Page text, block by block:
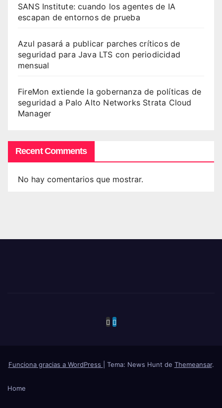
SANS Institute: cuando los agentes de IA
escapan de entornos de prueba
Azul pasará a publicar parches críticos de
seguridad para Java LTS con periodicidad
mensual
FireMon extiende la gobernanza de políticas de
seguridad a Palo Alto Networks Strata Cloud
Manager
Recent Comments
No hay comentarios que mostrar.
Funciona gracias a WordPress Tema: News Hunt de Themeansar.
Home